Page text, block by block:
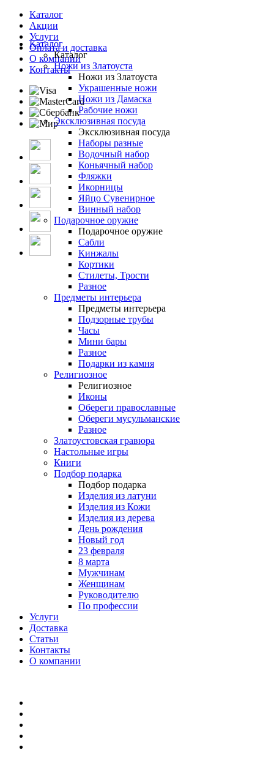
Каталог
Акции
Услуги
Оплата и доставка
О компании
Контакты
Каталог
Каталог
Ножи из Златоуста
Ножи из Златоуста
Украшенные ножи
Ножи из Дамаска
Рабочие ножи
Эксклюзивная посуда
Эксклюзивная посуда
Наборы разные
Водочный набор
Коньячный набор
Фляжки
Икорницы
Яйцо Сувенирное
Винный набор
Подарочное оружие
Подарочное оружие
Сабли
Кинжалы
Кортики
Стилеты, Трости
Разное
Предметы интерьера
Предметы интерьера
Подзорные трубы
Часы
Мини бары
Разное
Подарки из камня
Религиозное
Религиозное
Иконы
Обереги православные
Обереги мусульманские
Разное
Златоустовская гравюра
Настольные игры
Книги
Подбор подарка
Подбор подарка
Изделия из латуни
Изделия из Кожи
Изделия из дерева
День рождения
Новый год
23 февраля
8 марта
Мужчинам
Женщинам
Руководителю
По профессии
Услуги
Доставка
Статьи
Контакты
О компании